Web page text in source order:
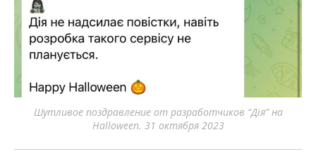
Шутливое поздравление от разработчиков “Дія” на
Halloween. 31 октября 2023